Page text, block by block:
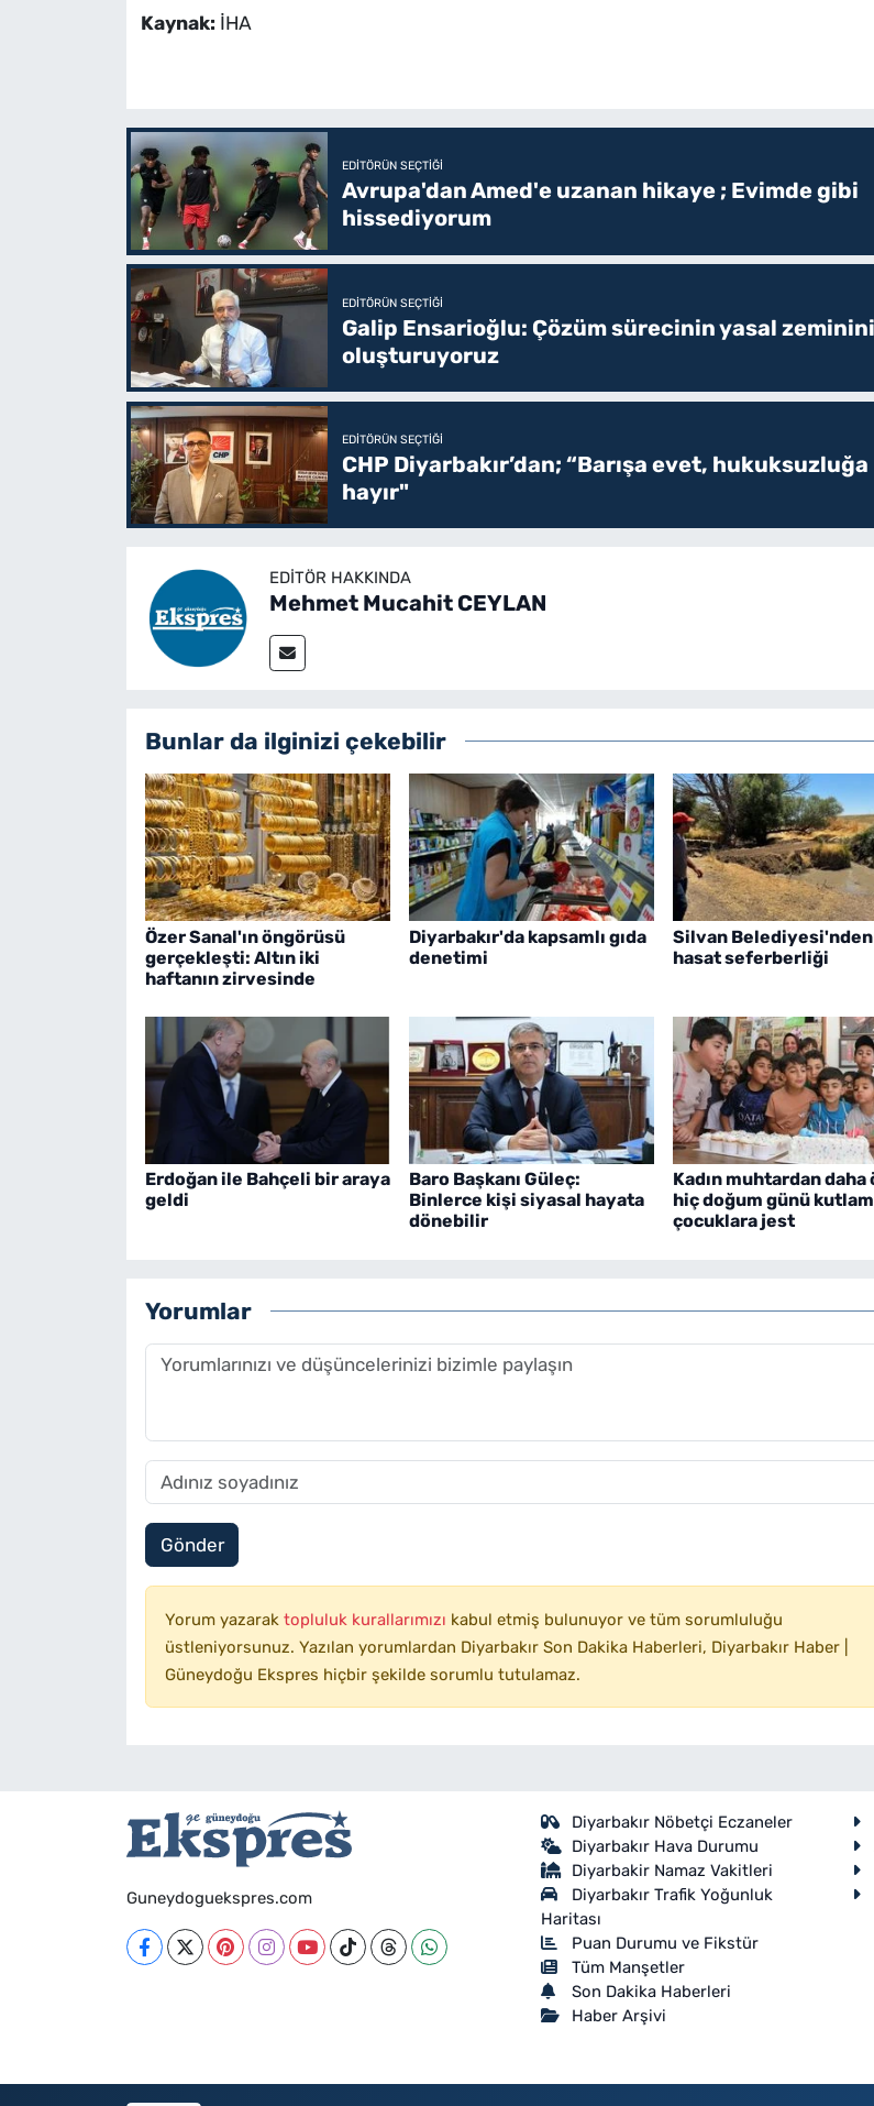
Kaynak: İHA
EDITÖRÜN SEÇTIĞI
Avrupa'dan Amed'e uzanan hikaye ; Evimde gibi
hissediyorum
EDITÖRÜN SEÇTIĞI
Galip Ensarioğlu: Çözüm sürecinin yasal zeminini
oluşturuyoruz
EDITÖRÜN SEÇTIĞI
CHP Diyarbakır’dan; “Barışa evet, hukuksuzluğa
hayır"
EDITÖR HAKKINDA
Mehmet Mucahit CEYLAN
Bunlar da ilginizi çekebilir
Özer Sanal'ın öngörüsü
gerçekleşti: Altın iki
haftanın zirvesinde
Diyarbakır'da kapsamlı gıda
denetimi
Silvan Belediyesi'nden
hasat seferberliği
Erdoğan ile Bahçeli bir araya
geldi
Baro Başkanı Güleç:
Binlerce kişi siyasal hayata
dönebilir
Kadın muhtardan daha
hiç doğum günü
çocuklara jest
Yorumlar
Gönder
Yorum yazarak topluluk kurallarımızı kabul etmiş bulunuyor ve tüm sorumluluğu
üstleniyorsunuz. Yazılan yorumlardan Diyarbakır Son Dakika Haberleri, Diyarbakır Haber |
Güneydoğu Ekspres hiçbir şekilde sorumlu tutulamaz.
Guneydoguekspres.com
Diyarbakır Nöbetçi Eczaneler
Diyarbakır Hava Durumu
Diyarbakir Namaz Vakitleri
Diyarbakır Trafik Yoğunluk
Haritası
Puan Durumu ve Fikstür
Tüm Manşetler
Son Dakika Haberleri
Haber Arşivi